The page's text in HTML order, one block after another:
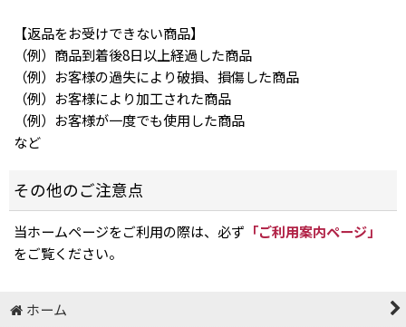
【返品をお受けできない商品】
（例）商品到着後8日以上経過した商品
（例）お客様の過失により破損、損傷した商品
（例）お客様により加工された商品
（例）お客様が一度でも使用した商品
など
その他のご注意点
当ホームページをご利用の際は、必ず 「ご利用案内ページ」
をご覧ください。
ホーム